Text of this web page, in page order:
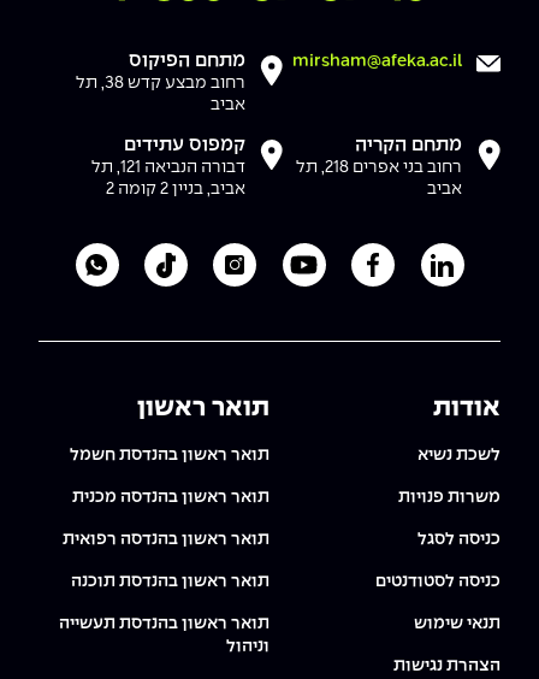
mirsham@afeka.ac.il מתחם הפיקוס
רחוב מבצע קדש 38, תל
אביב
מתחם הקריה
רחוב בני אפרים 218, תל
אביב
קמפוס עתידים
דבורה הנביאה 121, תל
אביב, בניין 2 קומה 2
לעמוד הלינקדאין של מכללת אפקה
לעמוד הפייסבוק של מכללת אפקה
לעמוד היוטיוב של מכללת אפקה
לעמוד האינסטגרם של
לעמוד הטיקטוק
אודות
לשכת נשיא
משרות פנויות
כניסה לסגל
כניסה לסטודנטים
תנאי שימוש
הצהרת נגישות
תואר ראשון
תואר ראשון בהנדסת חשמל
תואר ראשון בהנדסה מכנית
תואר ראשון בהנדסה רפואית
תואר ראשון בהנדסת תוכנה
תואר ראשון בהנדסת תעשייה
וניהול
קורסים מקצועיים מותאמים לארגונים
סמסטר ראשון בתיכון
The Afeka Shop
חנות החדשנות והיזמות